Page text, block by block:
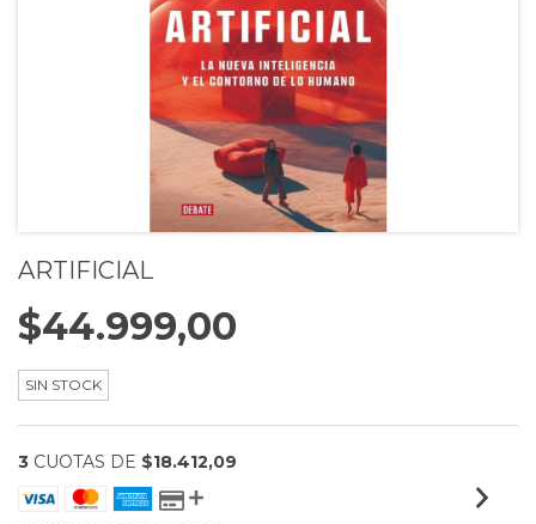
ARTIFICIAL
$44.999,00
SIN STOCK
3 CUOTAS DE $18.412,09